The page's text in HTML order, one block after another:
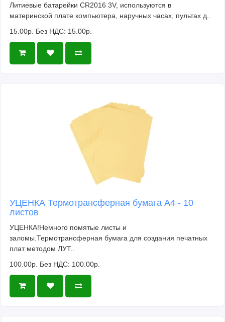
Литиевые батарейки CR2016 3V, используются в
материнской плате компьютера, наручных часах, пультах д..
15.00р. Без НДС: 15.00р.
УЦЕНКА Термотрансферная бумага А4 - 10
листов
УЦЕНКА!Немного помятые листы и
заломы.Термотрансферная бумага для создания печатных
плат методом ЛУТ..
100.00р. Без НДС: 100.00р.